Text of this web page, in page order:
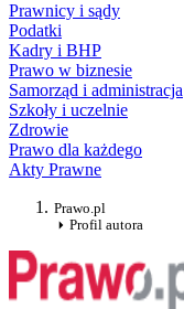
Prawnicy i sądy
Podatki
Kadry i BHP
Prawo w biznesie
Samorząd i administracja
Szkoły i uczelnie
Zdrowie
Prawo dla każdego
Akty Prawne
Prawo.pl
Profil autora